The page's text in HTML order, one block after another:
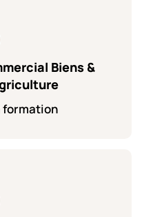
Biens &
formation